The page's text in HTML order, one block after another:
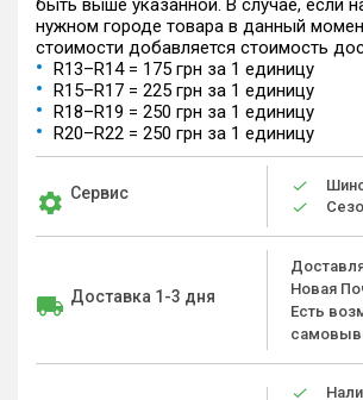
быть выше указанной. В случае, если
нужном городе товара в данный
стоимости добавляется стоимость
R13–R14 = 175 грн за 1 единицу
R15–R17 = 225 грн за 1 единицу
R18–R19 = 250 грн за 1 единицу
R20–R22 = 250 грн за 1 единицу
Сервис
Доставка 1-3 дня
Новая
Есть